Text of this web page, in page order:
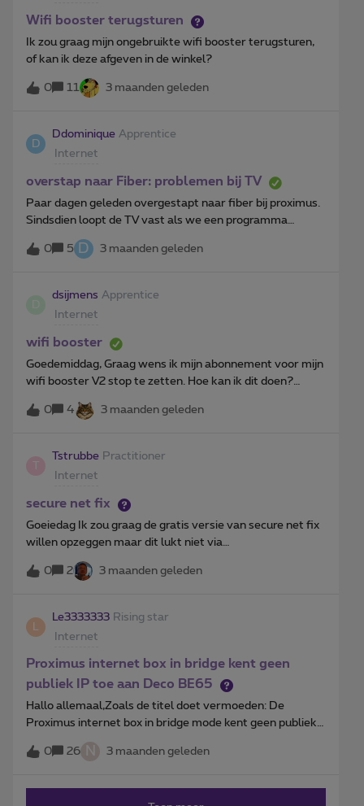
operationaliseren. Parallel daaraan hebben zij
samengewerkt met de Belgische Mededingingsautoritei
Wifi booster terugsturen
Ik zou graag mijn ongebruikte wifi booster terugsturen,
of kan ik deze afgeven in de winkel?
0 11 3 maanden geleden
D
Ddominique Apprentice
Internet
overstap naar Fiber: problemen bij TV
Paar dagen geleden overgestapt naar fiber bij proximus.
Sindsdien loopt de TV vast als we een programma
pauzeren en dan wat later verder kijken. Beeld en klank
zijn dan niet meer synchroon.
0 5 D 3 maanden geleden
dsijmens Apprentice
Internet
wifi booster
Goedemiddag, Graag wens ik mijn abonnement voor mijn
wifi booster V2 stop te zetten. Hoe kan ik dit doen?
0
4 3 maanden geleden
Tstrubbe Practitioner
Internet
secure net fix
Goeiedag Ik zou graag de gratis versie van secure net fix
willen opzeggen maar dit lukt niet via
myproximus.Kunnen jullie hiervoor zorgen? Alvast
bedankt Mvg Luc
0 2 3 maanden geleden
L
Le3333333 Rising star
Internet
Proximus internet box in bridge kent geen
publiek IP toe aan Deco BE65
Hallo allemaal,Zoals de titel doet vermoeden: De
Proximus internet box in bridge mode kent geen publiek
IP toe aan Deco BE65. Ik heb wel internet en alles
werkt, maar dit maakt bijvoorbeeld DDNS op een NAS
geprobeerd:De kabel is verbonden via de bridge poort.
0 26 N 3 maanden geleden